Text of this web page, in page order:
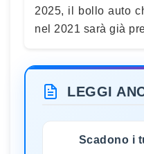
2025, il bollo auto
nel 2021 sarà già
LEGGI
Scadono i